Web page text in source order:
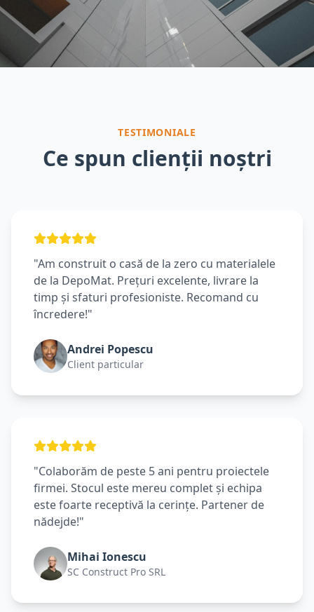
TESTIMONIALE
Ce spun clienții noștri
"Am construit o casă de la zero cu materialele
de la DepoMat. Prețuri excelente, livrare la
timp și sfaturi profesioniste. Recomand cu
încredere!"
Andrei Popescu
Client particular
"Colaborăm de peste 5 ani pentru proiectele
firmei. Stocul este mereu complet și echipa
este foarte receptivă la cerințe. Partener de
nădejde!"
Mihai Ionescu
SC Construct Pro SRL